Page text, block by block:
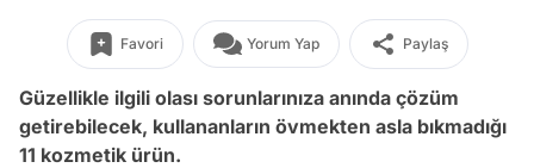
Favori Yorum Yap Paylaş
Güzellikle ilgili olası sorunlarınıza anında çözüm
getirebilecek, kullananların övmekten asla bıkmadığı
11 kozmetik ürün.